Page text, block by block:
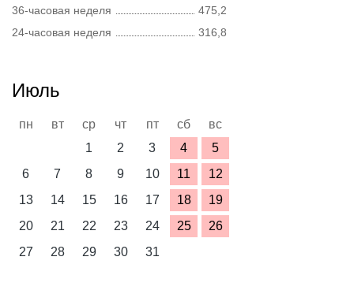
36-часовая неделя
475,2
24-часовая неделя
316,8
Июль
пн вт ср чт пт сб
вс
1
2 3 4
5
6
7 8 9 10 11
12
13
14 15 16 17 18
19
20
21 22 23 24 25
26
27
28 29 30 31